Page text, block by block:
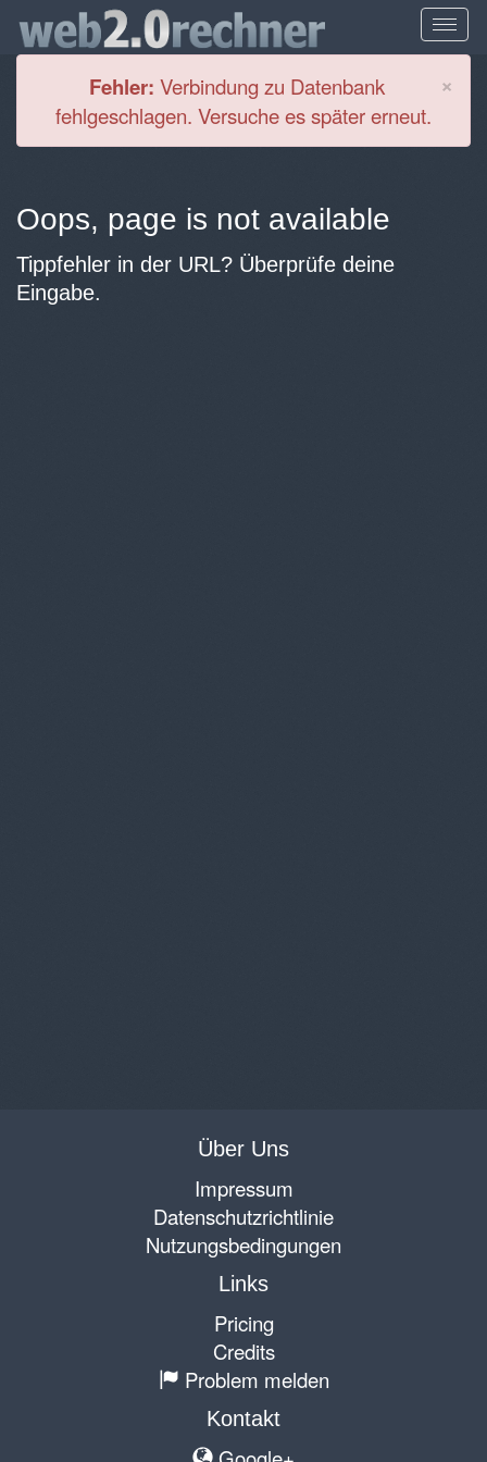
×
Fehler: Verbindung zu Datenbank
fehlgeschlagen. Versuche es später erneut.
Oops, page is not available
Tippfehler in der URL? Überprüfe deine
Eingabe.
Über Uns
Impressum
Datenschutzrichtlinie
Nutzungsbedingungen
Links
Pricing
Credits
Problem melden
Kontakt